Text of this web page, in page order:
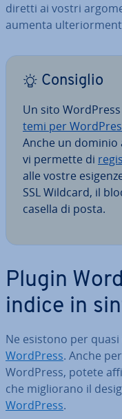
diretti ai vostri
aumenta
Consiglio
Un sito
temi per
Anche un dominio
vi permette di
alle vostre
SSL Wildcard, il
casella di posta.
Plugin
indice in
Ne esistono per
WordPress. Anche
WordPress, potete
che mi­glio­ra­no il
WordPress.